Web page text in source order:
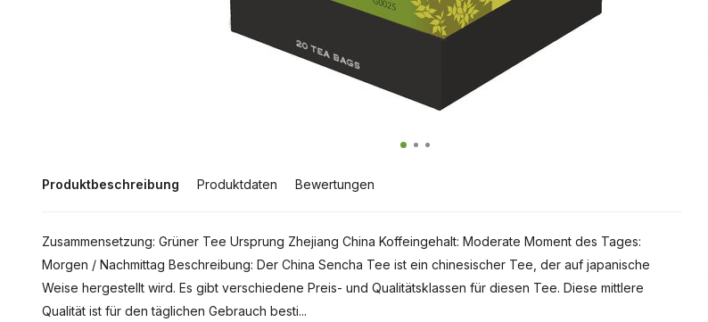
Produktbeschreibung Produktdaten Bewertungen
Zusammensetzung: Grüner Tee Ursprung Zhejiang China Koffeingehalt: Moderate Moment des Tages:
Morgen / Nachmittag Beschreibung: Der China Sencha Tee ist ein chinesischer Tee, der auf japanische
Weise hergestellt wird. Es gibt verschiedene Preis- und Qualitätsklassen für diesen Tee. Diese mittlere
Qualität ist für den täglichen Gebrauch besti...